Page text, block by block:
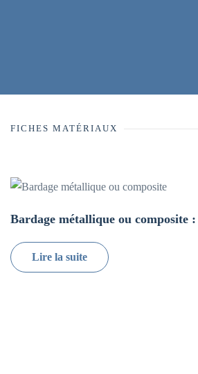
FICHES MATÉRIAUX
Bardage métallique ou composite
Lire la suite